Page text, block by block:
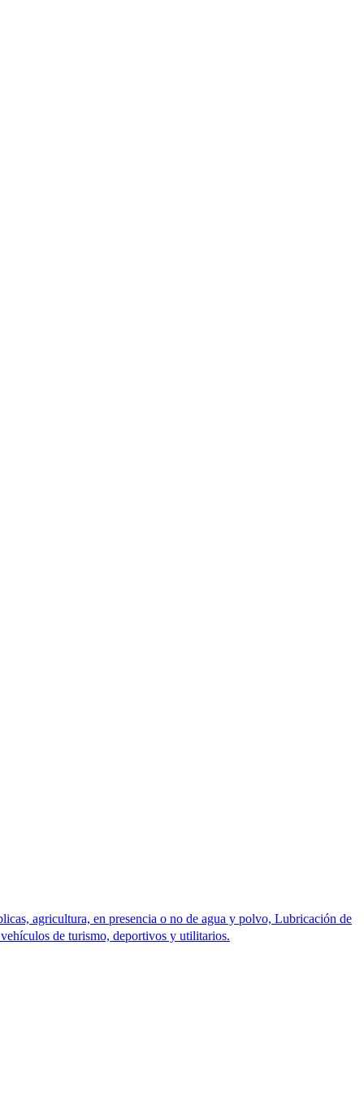
agricultura, en presencia o no de agua y polvo, Lubricación de
de turismo, deportivos y utilitarios.